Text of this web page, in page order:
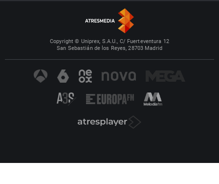
Copyright © Uniprex, S.A.U., C/ Fuerteventura 12
San Sebastián de los Reyes, 28703 Madrid